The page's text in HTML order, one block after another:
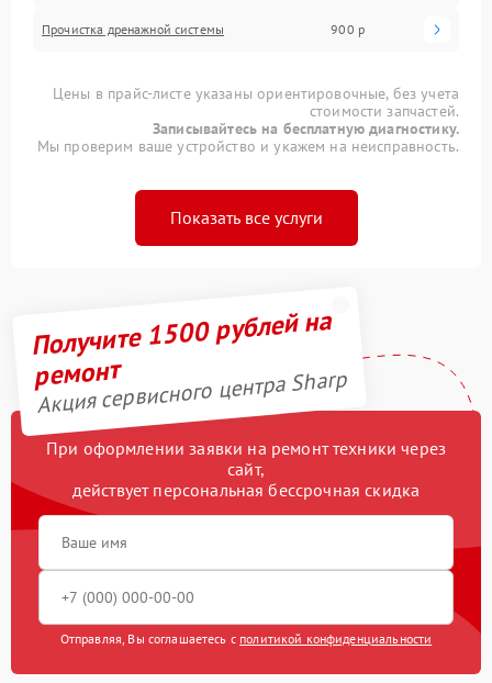
Прочистка дренажной системы 900 р
Цены в прайс-листе указаны ориентировочные, без учета
стоимости запчастей.
Записывайтесь на бесплатную диагностику.
Мы проверим ваше устройство и укажем на неисправность.
Показать все услуги
Получите 1500 рублей на
ремонт
Акция сервисного центра Sharp
При оформлении заявки на ремонт техники через
сайт,
действует персональная бессрочная скидка
Отправляя, Вы соглашаетесь с политикой конфиденциальности